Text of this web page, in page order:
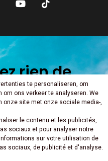
rien de
te personaliseren, om
ons verkeer te analyseren. We
onze site met onze sociale media-,
le contenu et les publicités,
sociaux et pour analyser notre
sur votre utilisation de
sociaux, de publicité et d'analyse.